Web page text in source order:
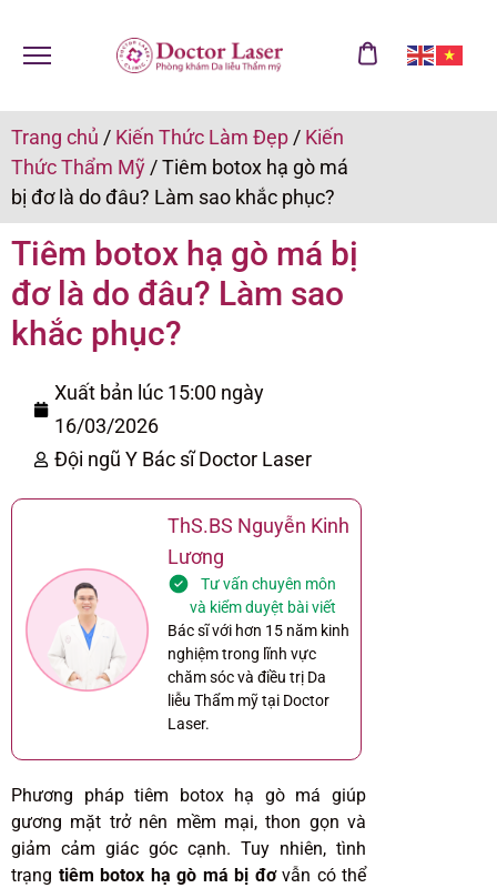
Trang chủ / Kiến Thức Làm Đẹp / Kiến
Thức Thẩm Mỹ /Tiêm botox hạ gò má
bị đơ là do đâu? Làm sao khắc phục?
Tiêm botox hạ gò má bị
đơ là do đâu? Làm sao
khắc phục?
Xuất bản lúc 15:00 ngày
16/03/2026
Đội ngũ Y Bác sĩ Doctor Laser
ThS.BS Nguyễn Kinh
Lương
Tư vấn chuyên môn
và kiểm duyệt bài viết
Bác sĩ với hơn 15 năm kinh
nghiệm trong lĩnh vực
chăm sóc và điều trị Da
liễu Thẩm mỹ tại Doctor
Laser.
Phương pháp tiêm botox hạ gò má giúp
gương mặt trở nên mềm mại, thon gọn và
giảm cảm giác góc cạnh. Tuy nhiên, tình
trạng tiêm botox hạ gò má bị đơ vẫn có thể